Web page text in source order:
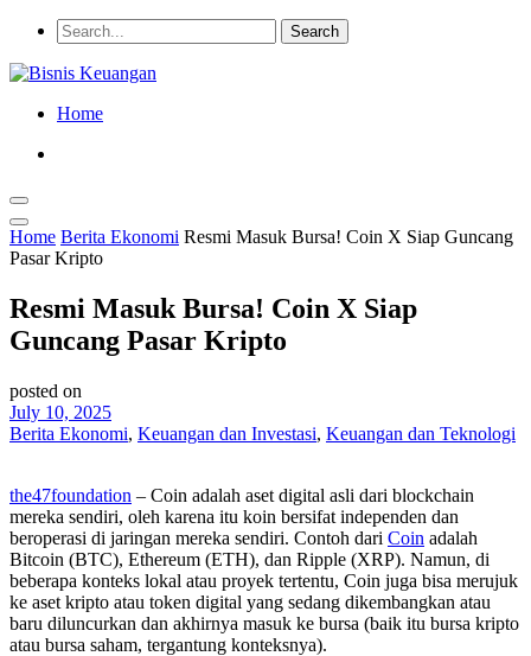
Home
Home Berita Ekonomi Resmi Masuk Bursa! Coin X Siap Guncang
Pasar Kripto
Resmi Masuk Bursa! Coin X Siap
Guncang Pasar Kripto
posted on
July 10, 2025
Berita Ekonomi, Keuangan dan Investasi, Keuangan dan Teknologi
the47foundation – Coin adalah aset digital asli dari blockchain
mereka sendiri, oleh karena itu koin bersifat independen dan
beroperasi di jaringan mereka sendiri. Contoh dari Coin adalah
Bitcoin (BTC), Ethereum (ETH), dan Ripple (XRP). Namun, di
beberapa konteks lokal atau proyek tertentu, Coin juga bisa merujuk
ke aset kripto atau token digital yang sedang dikembangkan atau
baru diluncurkan dan akhirnya masuk ke bursa (baik itu bursa kripto
atau bursa saham, tergantung konteksnya).